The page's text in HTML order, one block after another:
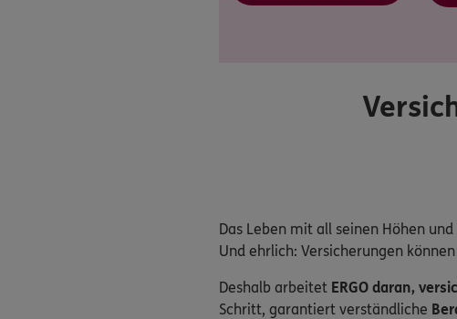
Das Leben mit all seinen Höhen
Und ehrlich: Versicherungen
Deshalb arbeitet ERGO daran,
Schritt, garantiert verständliche